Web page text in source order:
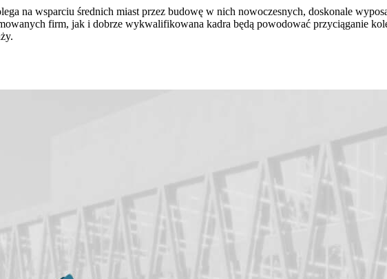
na wsparciu średnich miast przez budowę w nich nowoczesnych, doskonale
firm, jak i dobrze wykwalifikowana kadra będą powodować przyciąganie